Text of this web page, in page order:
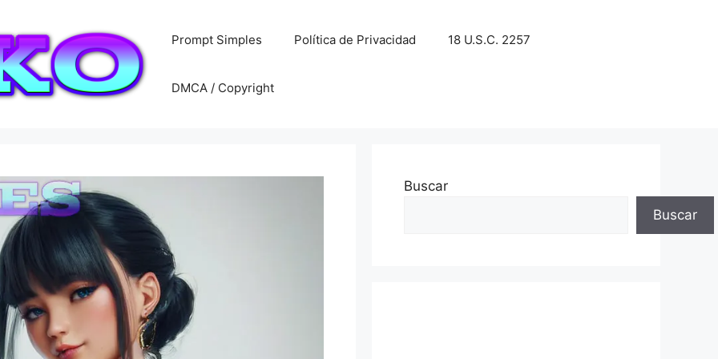
Prompt Simples Política de Privacidad 18 U.S.C. 2257
DMCA / Copyright
Buscar
Buscar